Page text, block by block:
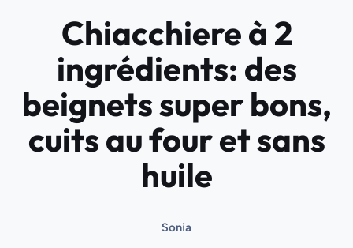
Chiacchiere à 2
ingrédients: des
beignets super bons,
cuits au four et sans
huile
Sonia